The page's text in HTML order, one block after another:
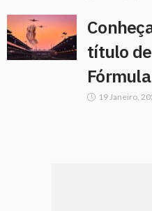
título
19 Janeiro,